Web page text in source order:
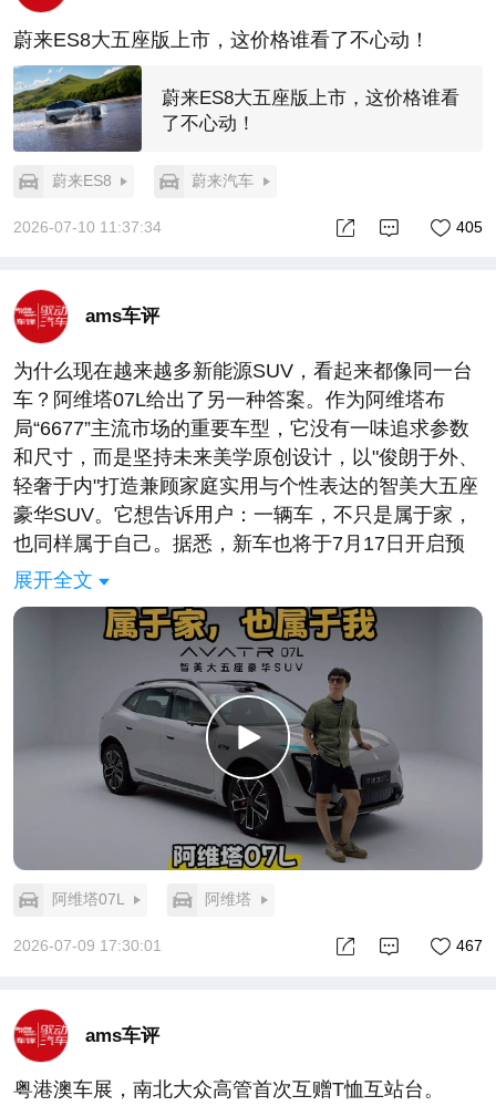
蔚来ES8⼤五座版上市，这价格谁看了不心动！
蔚来ES8⼤五座版上市，这价格谁看
了不心动！
蔚来ES8 蔚来汽车
2026-07-10 11:37:34 405
ams车评
为什么现在越来越多新能源SUV，看起来都像同一台
车？阿维塔07L给出了另一种答案。作为阿维塔布
局“6677”主流市场的重要车型，它没有一味追求参数
和尺寸，而是坚持未来美学原创设计，以"俊朗于外、
轻奢于内"打造兼顾家庭实用与个性表达的智美大五座
豪华SUV。它想告诉用户：一辆车，不只是属于家，
也同样属于自己。据悉，新车也将于7月17日开启预
售，我们不妨期待一波！#你永远可以相信阿维塔的设
计##阿维塔07L属于家也属于我##智美大五座豪华
展开全文
阿维塔07L 阿维塔
2026-07-09 17:30:01 467
ams车评
粤港澳车展，南北大众高管首次互赠T恤互站台。